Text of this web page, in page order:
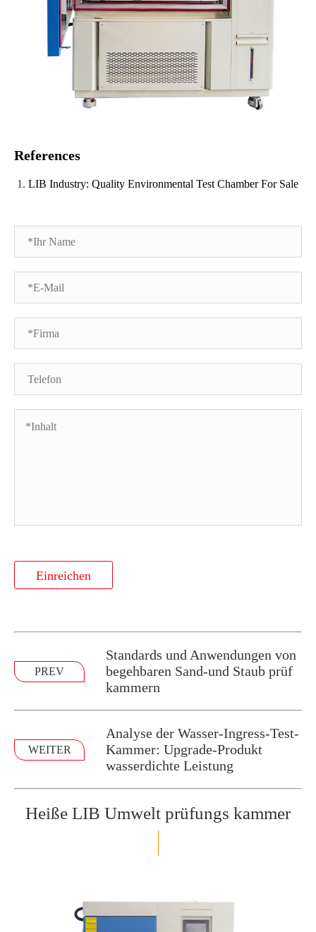
References
LIB Industry: Quality Environmental Test Chamber For Sale
Einreichen
PREV
Standards und Anwendungen von
begehbaren Sand-und Staub prüf
kammern
WEITER
Analyse der Wasser-Ingress-Test-
Kammer: Upgrade-Produkt
wasserdichte Leistung
Heiße LIB Umwelt prüfungs kammer